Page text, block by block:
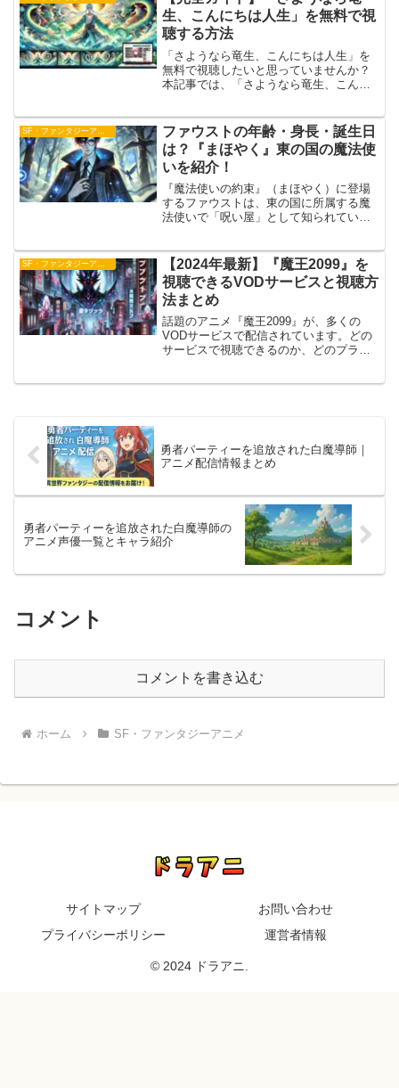
ダダンの世界観と...
生、こんにちは人生」を無料で視
聴する方法
「さようなら竜生、こんにちは人生」を
無料で視聴したいと思っていませんか？
本記事では、「さようなら竜生、こんに
スを活用して無料で視聴する方法を解説
します。見逃し配信、...
ファウストの年齢・身長・誕生日
は？『まほやく』東の国の魔法使
いを紹介！
『魔法使いの約束』（まほやく）に登場
するファウストは、東の国に所属する魔
法使いで「呪い屋」として知られていま
誇ります。今回は、ファウストの年齢や
身長、誕生日などのプロフ...
【2024年最新】『魔王2099』を
視聴できるVODサービスと視聴方
法まとめ
話題のアニメ『魔王2099』が、多くの
VODサービスで配信されています。どの
サービスで視聴できるのか、どのプラン
勇者パーティーを追放された白魔導師｜
アニメ配信情報まとめ
勇者パーティーを追放された白魔導師の
アニメ声優一覧とキャラ紹介
コメント
コメントを書き込む
ホーム SF・ファンタジーアニメ
サイトマップ
お問い合わせ
プライバシーポリシー
運営者情報
© 2024 ドラアニ.